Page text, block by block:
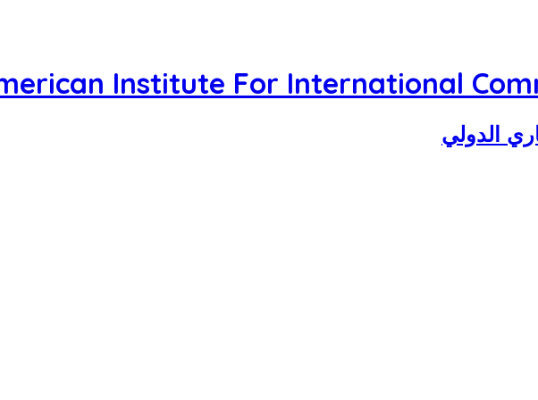
Institute For International
الدولي